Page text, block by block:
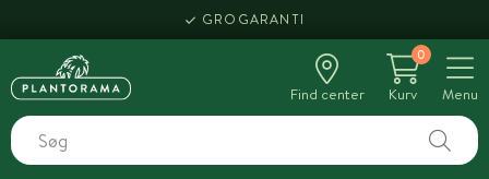
GROGARANTI
Find center
0
Kurv
Menu